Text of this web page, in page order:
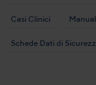
Casi Clinici
Schede Dati di